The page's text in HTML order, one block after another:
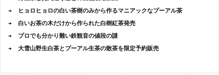
ヒョロヒョロの白い茶樹のみから作るマニアックなプーアル茶
白いお茶の木だけから作られた白樹紅茶発売
プロでも分かり難い鉄観音の値段の謎
大雪山野生白茶とプーアル生茶の散茶を限定予約販売